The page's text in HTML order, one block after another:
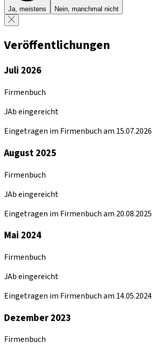
Ja, meistens Nein, manchmal nicht
Veröffentlichungen
Juli 2026
Firmenbuch
JAb eingereicht
Eingetragen im Firmenbuch am 15.07.2026
August 2025
Firmenbuch
JAb eingereicht
Eingetragen im Firmenbuch am 20.08.2025
Mai 2024
Firmenbuch
JAb eingereicht
Eingetragen im Firmenbuch am 14.05.2024
Dezember 2023
Firmenbuch